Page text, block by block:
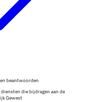
beantwoorden
die bijdragen aan de
Gewest